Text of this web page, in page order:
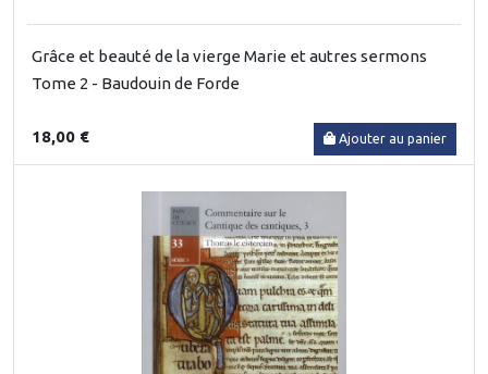
Grâce et beauté de la vierge Marie et autres sermons
Tome 2 - Baudouin de Forde
18,00 € Ajouter au panier